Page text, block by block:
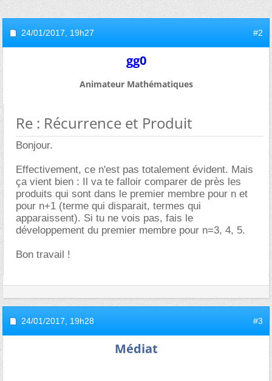
24/01/2017, 19h27 #2
gg0
Animateur Mathématiques
Re : Récurrence et Produit
Bonjour.
Effectivement, ce n'est pas totalement évident. Mais
ça vient bien : Il va te falloir comparer de près les
produits qui sont dans le premier membre pour n et
pour n+1 (terme qui disparait, termes qui
apparaissent). Si tu ne vois pas, fais le
développement du premier membre pour n=3, 4, 5.
Bon travail !
24/01/2017, 19h28 #3
Médiat